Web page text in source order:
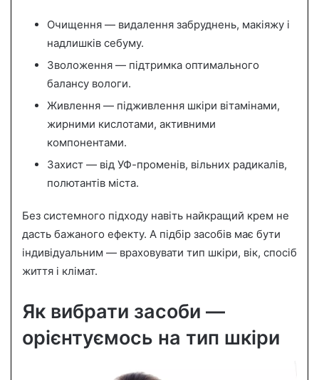
Очищення — видалення забруднень, макіяжу і
надлишків себуму.
Зволоження — підтримка оптимального
балансу вологи.
Живлення — підживлення шкіри вітамінами,
жирними кислотами, активними
компонентами.
Захист — від УФ-променів, вільних радикалів,
полютантів міста.
Без системного підходу навіть найкращий крем не
дасть бажаного ефекту. А підбір засобів має бути
індивідуальним — враховувати тип шкіри, вік, спосіб
життя і клімат.
Як вибрати засоби —
орієнтуємось на тип шкіри